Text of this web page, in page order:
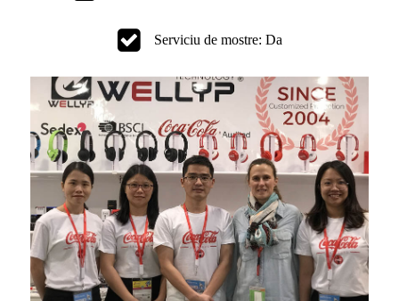
Serviciu de mostre: Da